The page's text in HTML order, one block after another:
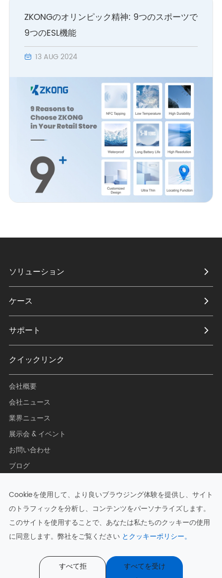
ZKONGのオリンピック精神: 9つのスポーツで
9つのESL機能
 13 AUG 2024
ソリューション
ケース
サポート
クイックリンク
会社概要
会社ニュース
業界ニュース
展示会 & イベント
お問い合わせ
ブログ
著作権 © Hangzhou Zkong Networks Co., Ltd. すべての権利予
約.
Cookieを使用して、より良いブラウジング体験を提供し、サイト
のトラフィックを分析し、コンテンツをパーソナライズします。
このサイトを使用することで、あなたは私たちのクッキーの使用
に同意します。弊社をご覧ください とクッキーポリシー。
すべて拒
すべてを受け